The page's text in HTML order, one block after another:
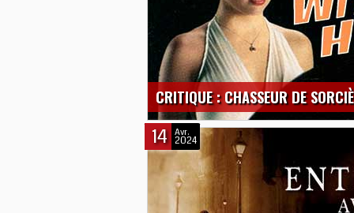
CRITIQUE : CHASSEUR DE
14 Avr.
2024